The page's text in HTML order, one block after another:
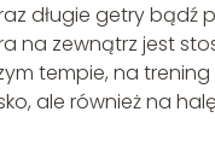
długie getry bądź
na zewnątrz jest
tempie, na trening
ale również na